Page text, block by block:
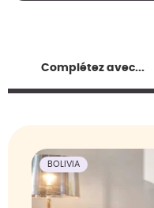
Complétez avec...
BOLIVIA